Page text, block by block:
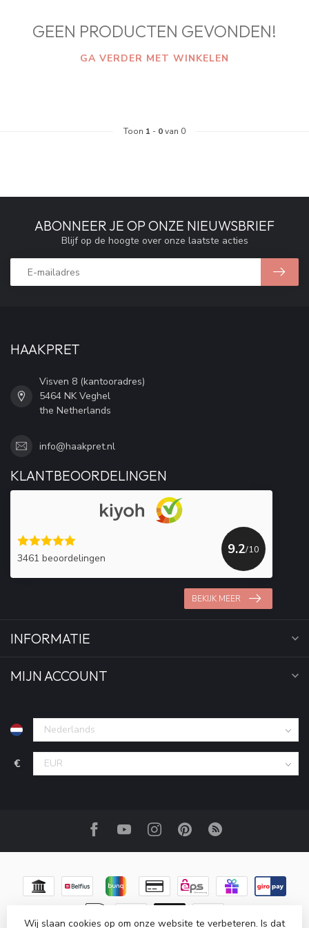
GEEN PRODUCTEN GEVONDEN!
GA VERDER MET WINKELEN
Toon 1 - 0van 0
ABONNEER JE OP ONZE NIEUWSBRIEF
Blijf op de hoogte over onze laatste acties
HAAKPRET
Visven 8 (kantooradres)
5464 NK Veghel
the Netherlands
info@haakpret.nl
KLANTBEOORDELINGEN
3461 beoordelingen
9.2/10
BEKIJK MEER
INFORMATIE
MIJN ACCOUNT
€
Wij slaan cookies op om onze website te verbeteren. Is dat